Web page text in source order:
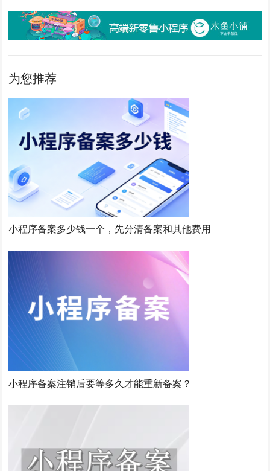
为您推荐
小程序备案多少钱一个，先分清备案和其他费用
小程序备案注销后要等多久才能重新备案？